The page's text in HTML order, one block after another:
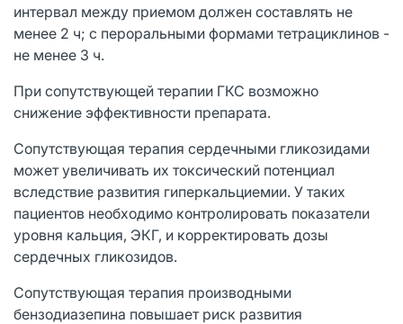
интервал между приемом должен составлять не
менее 2 ч; с пероральными формами тетрациклинов -
не менее 3 ч.
При сопутствующей терапии ГКС возможно
снижение эффективности препарата.
Сопутствующая терапия сердечными гликозидами
может увеличивать их токсический потенциал
вследствие развития гиперкальциемии. У таких
пациентов необходимо контролировать показатели
уровня кальция, ЭКГ, и корректировать дозы
сердечных гликозидов.
Сопутствующая терапия производными
бензодиазепина повышает риск развития